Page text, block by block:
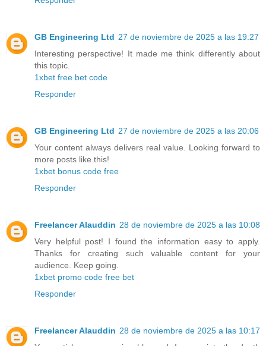
GB Engineering Ltd 27 de noviembre de 2025 a las 19:27
Interesting perspective! It made me think differently about
this topic.
1xbet free bet code
Responder
GB Engineering Ltd 27 de noviembre de 2025 a las 20:06
Your content always delivers real value. Looking forward to
more posts like this!
1xbet bonus code free
Responder
Freelancer Alauddin 28 de noviembre de 2025 a las 10:08
Very helpful post! I found the information easy to apply.
Thanks for creating such valuable content for your
audience. Keep going.
1xbet promo code free bet
Responder
Freelancer Alauddin 28 de noviembre de 2025 a las 10:17